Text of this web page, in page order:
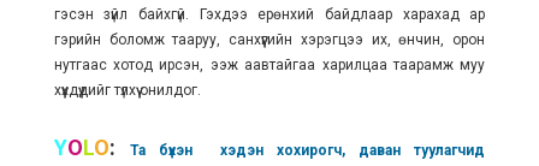
гэсэн зүйл байхгүй. Гэхдээ ерөнхий байдлаар харахад ар
гэрийн боломж тааруу, санхүүгийн хэрэгцээ их, өнчин, орон
нутгаас хотод ирсэн, ээж аавтайгаа харилцаа таарамж муу
хүүхдүүдийг түлхүү онилдог.
YOLO:
Та бүхэн хэдэн хохирогч, даван туулагчид